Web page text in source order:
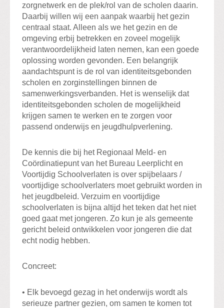
zorgnetwerk en de plek/rol van de scholen daarin.
Daarbij willen wij een aanpak waarbij het gezin
centraal staat. Alleen als we het gezin en de
omgeving erbij betrekken en zoveel mogelijk
verantwoordelijkheid laten nemen, kan een goede
oplossing worden gevonden. Een belangrijk
aandachtspunt is de rol van identiteitsgebonden
scholen en zorginstellingen binnen de
samenwerkingsverbanden. Het is wenselijk dat
identiteitsgebonden scholen de mogelijkheid
krijgen samen te werken en te zorgen voor
passend onderwijs en jeugdhulpverlening.
De kennis die bij het Regionaal Meld- en
Coördinatiepunt van het Bureau Leerplicht en
Voortijdig Schoolverlaten is over spijbelaars /
voortijdige schoolverlaters moet gebruikt worden in
het jeugdbeleid. Verzuim en voortijdige
schoolverlaten is bijna altijd het teken dat het niet
goed gaat met jongeren. Zo kun je als gemeente
gericht beleid ontwikkelen voor jongeren die dat
echt nodig hebben.
Concreet:
• Elk bevoegd gezag in het onderwijs wordt als
serieuze partner gezien, om samen te komen tot